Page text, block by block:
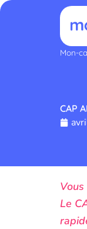
Aller
Mon-
CAP
Le